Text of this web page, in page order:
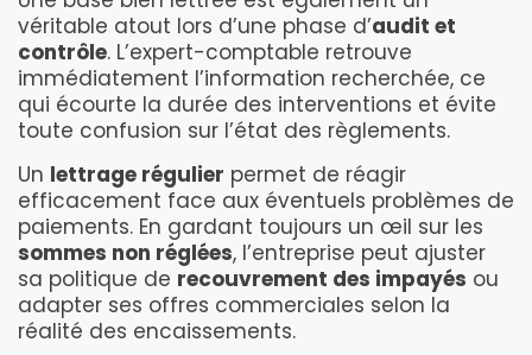
véritable atout lors d’une phase d’audit et
contrôle. L’expert-comptable retrouve
immédiatement l’information recherchée, ce
qui écourte la durée des interventions et évite
toute confusion sur l’état des règlements.
Un lettrage régulier permet de réagir
efficacement face aux éventuels problèmes de
paiements. En gardant toujours un œil sur les
sommes non réglées, l’entreprise peut ajuster
sa politique de recouvrement des impayés ou
adapter ses offres commerciales selon la
réalité des encaissements.